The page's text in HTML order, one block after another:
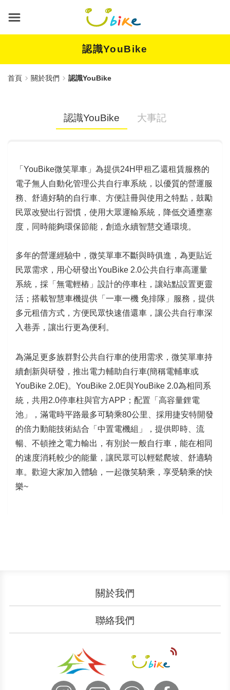
要
認識YouBike
首頁 關於我們 認識YouBike
認識YouBike 大事記
「YouBike微笑單車」為提供24H甲租乙還租賃服務的
電子無人自動化管理公共自行車系統，以優質的營運服
務、舒適好騎的自行車、方便註冊與使用之特點，鼓勵
民眾改變出行習慣，使用大眾運輸系統，降低交通壅塞
度，同時能夠環保節能，創造永續智慧交通環境。
多年的營運經驗中，微笑單車不斷與時俱進，為更貼近
民眾需求，用心研發出YouBike 2.0公共自行車高運量
系統，採「無電輕樁」設計的停車柱，讓站點設置更靈
活；搭載智慧車機提供「一車一機 免排隊」服務，提供
多元租借方式，方便民眾快速借還車，讓公共自行車深
入巷弄，讓出行更為便利。
為滿足更多族群對公共自行車的使用需求，微笑單車持
續創新與研發，推出電力輔助自行車(簡稱電輔車或
YouBike 2.0E)。YouBike 2.0E與YouBike 2.0為相同系
統，共用2.0停車柱與官方APP；配置「高容量鋰電
池」，滿電時平路最多可騎乘80公里、採用捷安特開發
的倍力動能技術結合「中置電機組」，提供即時、流
暢、不頓挫之電力輸出，有別於一般自行車，能在相同
的速度消耗較少的能量，讓民眾可以輕鬆爬坡、舒適騎
車。歡迎大家加入體驗，一起微笑騎乘，享受騎乘的快
樂~
關於我們
加入我們
聯絡我們
廣告刊登
申請表單